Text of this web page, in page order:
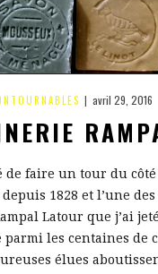
| avril 29, 2016
faire un tour du
1828 et l’une
Latour que j’ai
les centaines de
élues